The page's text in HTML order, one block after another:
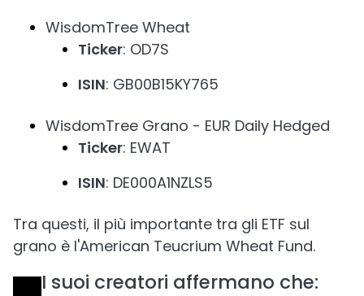
WisdomTree Wheat
Ticker: OD7S
ISIN: GB00B15KY765
WisdomTree Grano - EUR Daily Hedged
Ticker: EWAT
ISIN: DE000A1NZLS5
Tra questi, il più importante tra gli ETF sul
grano è l'American Teucrium Wheat Fund.
I suoi creatori affermano che: